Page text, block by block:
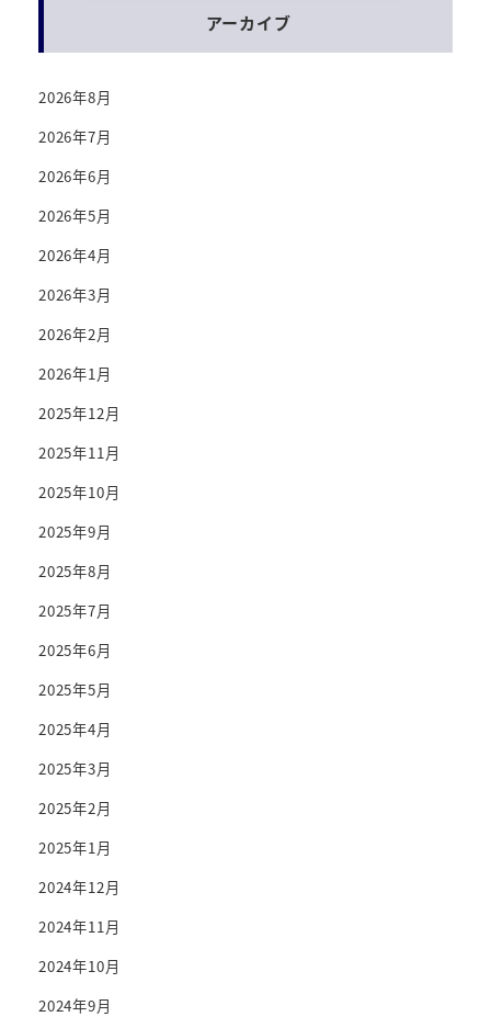
アーカイブ
2026年8月
2026年7月
2026年6月
2026年5月
2026年4月
2026年3月
2026年2月
2026年1月
2025年12月
2025年11月
2025年10月
2025年9月
2025年8月
2025年7月
2025年6月
2025年5月
2025年4月
2025年3月
2025年2月
2025年1月
2024年12月
2024年11月
2024年10月
2024年9月